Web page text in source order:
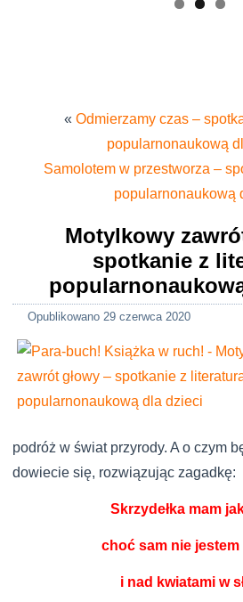
« Odmierzamy czas –
popularnonaukową
Samolotem w przestworza –
popularnonaukową
Motylkowy
spotkanie z
Opublikowano 29 czerwca 2020
podróż w świat przyrody. A o czym
dowiecie się, rozwiązując zagadkę:
Skrzydełka mam
choć sam nie jestem
i nad kwiatami w